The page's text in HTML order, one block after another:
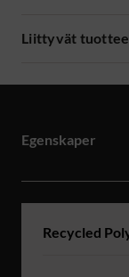
Liittyvät
Egenskaper
Recycled